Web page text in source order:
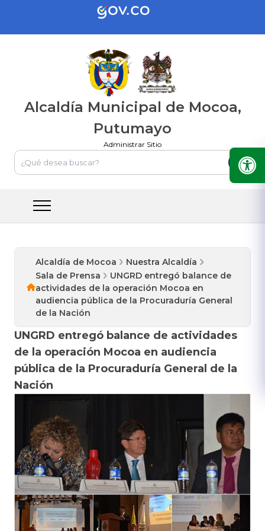
Alcaldía Municipal de Mocoa,
Putumayo
Administrar Sitio
Alcaldía de Mocoa
Nuestra Alcaldía
Sala de Prensa
UNGRD entregó balance de
actividades de la operación Mocoa en
audiencia pública de la Procuraduría General
de la Nación
UNGRD entregó balance de actividades
de la operación Mocoa en audiencia
pública de la Procuraduría General de la
Nación